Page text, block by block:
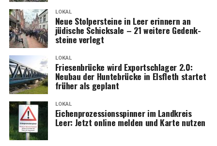
LOKAL
Neue Stol­per­stei­ne in Leer erin­nern an
jüdi­sche Schick­sa­le – 21 wei­te­re Gedenk­
stei­ne verlegt
LOKAL
Frie­sen­brü­cke wird Export­schla­ger 2.0:
Neu­bau der Hun­te­brü­cke in Els­fleth star­tet
frü­her als geplant
LOKAL
Eichen­pro­zes­si­ons­spin­ner im Land­kreis
Leer: Jetzt online mel­den und Kar­te nutzen